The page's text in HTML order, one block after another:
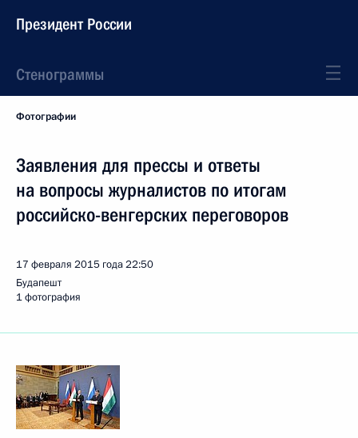
Президент России
Стенограммы
Фотографии
Заявления для прессы и ответы
на вопросы журналистов по итогам
российско-венгерских переговоров
17 февраля 2015 года22:50
Будапешт
1 фотография